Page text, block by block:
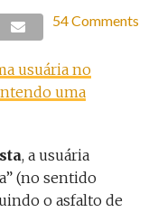
54 Comments
usuária no
uma
, a usuária
(no sentido
o asfalto de